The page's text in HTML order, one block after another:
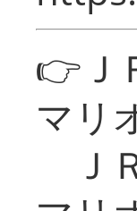
👉Ｊ
マリ
Ｊ